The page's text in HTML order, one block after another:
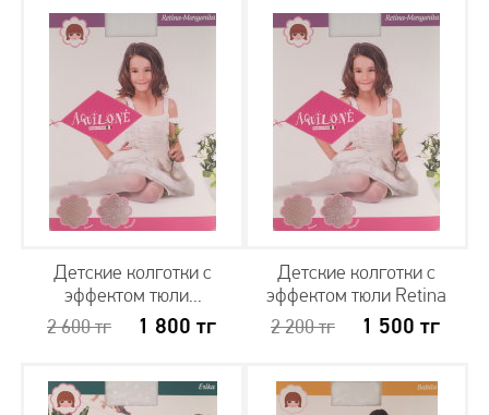
Детские колготки с
эффектом тюли...
2 600тг 1 800 тг
Детские колготки с
эффектом тюли Retina
2 200тг 1 500 тг